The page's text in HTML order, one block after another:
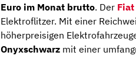
Euro im Monat brutto. Der
Elektroflitzer. Mit einer
höherpreisigen
Onyxschwarz mit einer